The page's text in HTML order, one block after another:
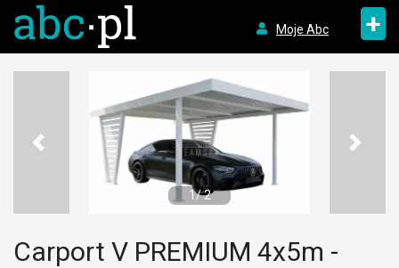
Moje Abc +
1/ 2
Carport V PREMIUM 4x5m -